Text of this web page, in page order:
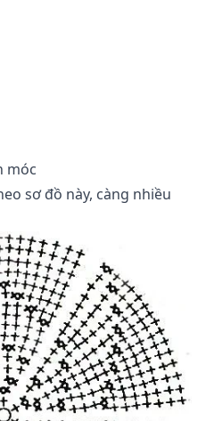
móc
sơ đồ này, càng nhiều